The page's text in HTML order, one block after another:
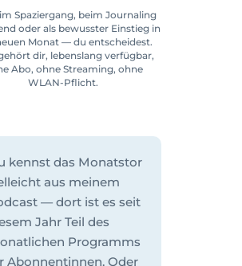
Spaziergang, beim Journaling
oder als bewusster Einstieg in
Monat — du entscheidest.
dir, lebenslang verfügbar,
Abo, ohne Streaming, ohne
WLAN-Pflicht.
kennst das Monatstor
aus meinem
— dort ist es seit
Jahr Teil des
Programms
Abonnentinnen. Oder